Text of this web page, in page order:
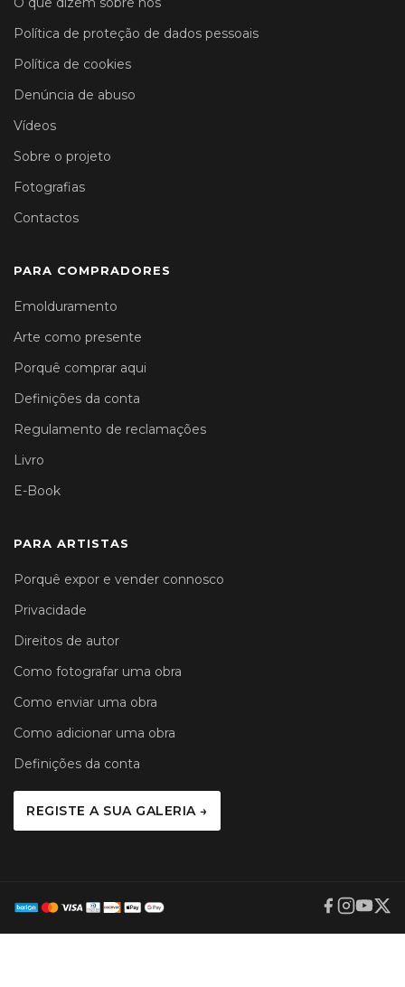
Política de proteção de dados pessoais
Política de cookies
Denúncia de abuso
Vídeos
Sobre o projeto
Fotografias
Contactos
PARA COMPRADORES
Emolduramento
Arte como presente
Porquê comprar aqui
Definições da conta
Regulamento de reclamações
Livro
E-Book
PARA ARTISTAS
Porquê expor e vender connosco
Privacidade
Direitos de autor
Como fotografar uma obra
Como enviar uma obra
Como adicionar uma obra
Definições da conta
REGISTE A SUA GALERIA →